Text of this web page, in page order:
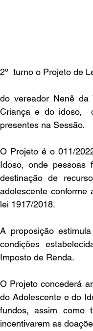
2º  turno o Projeto de
do vereador Nenê da
Criança e do idoso,
presentes na Sessão.
O Projeto é o 011/
Idoso, onde pessoas
destinação de
adolescente
lei 1917/2018.
A proposição
condições
Imposto de Renda.
O Projeto concederá
do Adolescente e do
fundos, assim como
incentivarem as